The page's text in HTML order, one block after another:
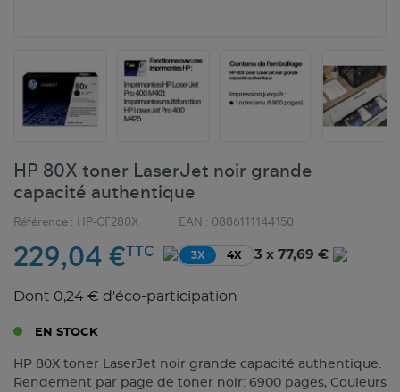
HP 80X toner LaserJet noir grande
capacité authentique
Référence : HP-CF280X EAN : 0886111144150
229,04 €TTC 3X 4X 3 x 77,69 €
Dont 0,24 € d'éco-participation
EN STOCK
HP 80X toner LaserJet noir grande capacité authentique.
Rendement par page de toner noir: 6900 pages, Couleurs